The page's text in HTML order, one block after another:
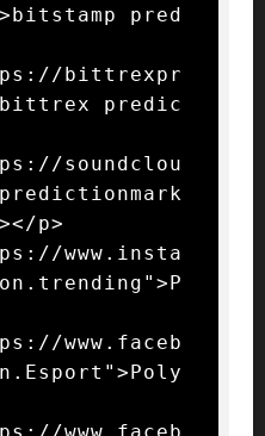
pred
bittrexpr
predic
soundclou
p>
www.insta
www.faceb